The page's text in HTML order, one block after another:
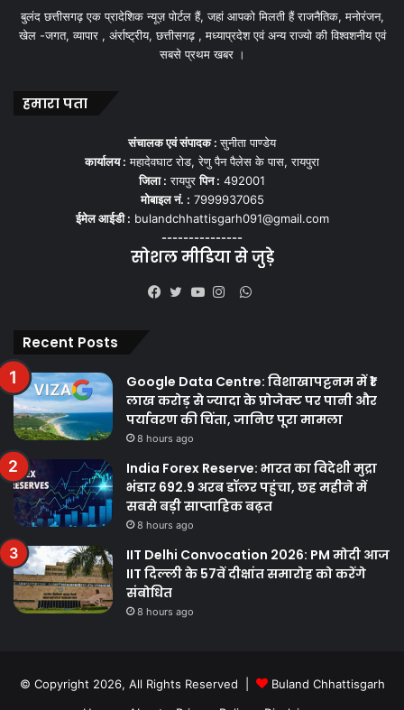
बुलंद छत्तीसगढ़ एक प्रादेशिक न्यूज़ पोर्टल हैं, जहां आपको मिलती हैं राजनैतिक, मनोरंजन,
खेल -जगत, व्यापार , अंर्राष्ट्रीय, छत्तीसगढ़ , मध्याप्रदेश एवं अन्य राज्यो की विश्वशनीय एवं
सबसे प्रथम खबर ।
हमारा पता
संचालक एवं संपादक :सुनीता पाण्डेय
कार्यालय : महादेवघाट रोड, रेणु पैन पैलेस के पास, रायपुरा
जिला : रायपुरपिन : 492001
मोबाइल नं. : 7999937065
ईमेल आईडी : bulandchhattisgarh091@gmail.com
---------------
सोशल मीडिया से जुड़े
WhatsApp
Recent Posts
Google Data Centre: विशाखापट्टनम में ₹1
लाख करोड़ से ज्यादा के प्रोजेक्ट पर पानी और
पर्यावरण की चिंता, जानिए पूरा मामला
8 hours ago
India Forex Reserve: भारत का विदेशी मुद्रा
भंडार 692.9 अरब डॉलर पहुंचा, छह महीने में
सबसे बड़ी साप्ताहिक बढ़त
8 hours ago
IIT Delhi Convocation 2026: PM मोदी आज
IIT दिल्ली के 57वें दीक्षांत समारोह को करेंगे
संबोधित
8 hours ago
© Copyright 2026, All Rights Reserved |
Buland Chhattisgarh